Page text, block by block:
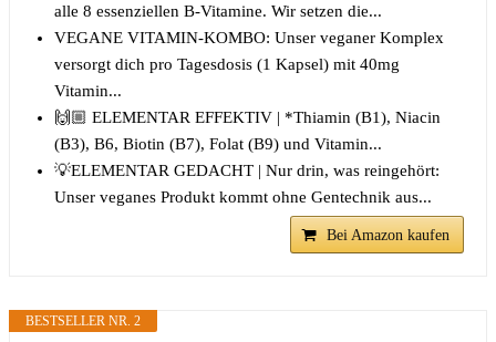
alle 8 essenziellen B-Vitamine. Wir setzen die...
VEGANE VITAMIN-KOMBO: Unser veganer Komplex
versorgt dich pro Tagesdosis (1 Kapsel) mit 40mg
Vitamin...
🙌🏼 ELEMENTAR EFFEKTIV | *Thiamin (B1), Niacin
(B3), B6, Biotin (B7), Folat (B9) und Vitamin...
💡ELEMENTAR GEDACHT | Nur drin, was reingehört:
Unser veganes Produkt kommt ohne Gentechnik aus...
Bei Amazon kaufen
BESTSELLER NR. 2